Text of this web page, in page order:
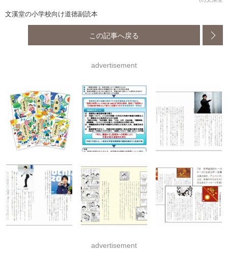
文溪堂の小学校向け道徳副読本
この記事へ戻る
advertisement
advertisement